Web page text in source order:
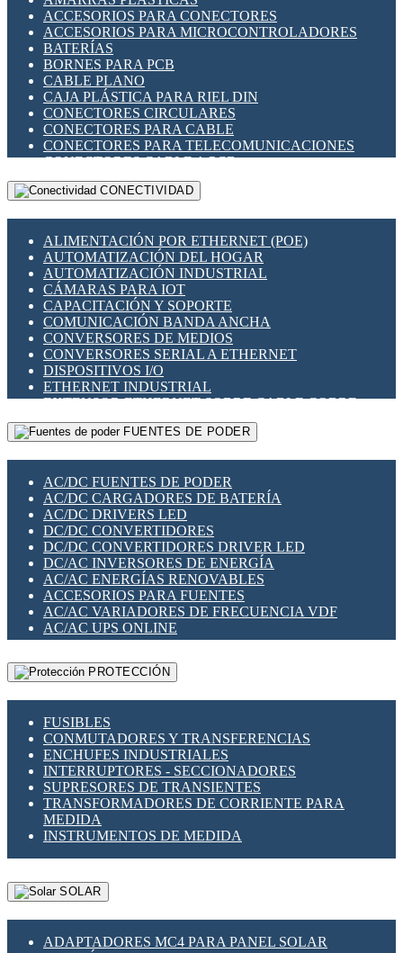
INDICADORES PARA PANEL
INTERFACES DE RELÉ
INTERRUPTORES FIN DE CARRERA
LLAVES CONMUTADORAS
MEDIDORES DE ENERGÍA Y TC'S DE CORRIENTE
MOTORES PASO A PASO
PANTALLAS HMI
PLC -CONTROLADORES LÓGICO PROGRAMABLES
PROGRAMADORES DE HORARIO
RELÉS DE PROTECCIÓN
SENSORES CAPACITIVOS
SENSORES INDUCTIVOS
TEMPORIZADORES
VARIACS
VARIADORES DE FRECUENCIA [VDF]
SECCIONADORES - INTERRUPTORES
MAQUINARIA
ACCESORIOS PARA CONECTORES
ACCESORIOS PARA MICROCONTROLADORES
BATERÍAS
BORNES PARA PCB
CABLE PLANO
CAJA PLÁSTICA PARA RIEL DIN
CONECTORES CIRCULARES
CONECTORES PARA CABLE
CONECTORES PARA TELECOMUNICACIONES
CONECTORES CABLE A PCB
CONECTORES PCB A CABLE
DIP SWITCHES
HERRAMIENTAS VARIAS
ILUMINACIÓN LED
INTERRUPTORES REED
INTERFACES DE RELÉ
OTROS RELÉS
PROTECCIÓN TÉRMICA
RELÉS AUTOMOTRICES
RELÉS DE SEÑAL
RELÉS DE ESTADO SÓLIDO SSR
RELÉS INDUSTRIALES
RELÉS MINIATURA DE POTENCIA
SENSORES MAGNÉTICOS
SWITCH Y MICROSWITCH
TARJETAS PI
UNIÓN Y DERIVACIÓN DE CABLE
CONECTIVIDAD
ALIMENTACIÓN POR ETHERNET (POE)
AUTOMATIZACIÓN DEL HOGAR
AUTOMATIZACIÓN INDUSTRIAL
CÁMARAS PARA IOT
CAPACITACIÓN Y SOPORTE
COMUNICACIÓN BANDA ANCHA
CONVERSORES DE MEDIOS
CONVERSORES SERIAL A ETHERNET
DISPOSITIVOS I/O
ETHERNET INDUSTRIAL
EXTENSOR ETHERNET SOBRE CABLE COBRE
GATEWAY LORAWAN
GESTIÓN DE REDES
PLACAS MODULARES IOT
SWITCHES Y REDES WIFI
SOLUCIONES IOT
SOLUCIONES LORAWAN
SOLUCIONES RED CELULAR
SEGURIDAD PARA REDES
SWITCHES LAN
TELEFONÍA IP (VOIP)
VIGILANCIA IP (CCTV)
MESHTASTIC
FUENTES DE PODER
AC/DC FUENTES DE PODER
AC/DC CARGADORES DE BATERÍA
AC/DC DRIVERS LED
DC/DC CONVERTIDORES
DC/DC CONVERTIDORES DRIVER LED
DC/AC INVERSORES DE ENERGÍA
AC/AC ENERGÍAS RENOVABLES
ACCESORIOS PARA FUENTES
AC/AC VARIADORES DE FRECUENCIA VDF
AC/AC UPS ONLINE
PROTECCIÓN
FUSIBLES
CONMUTADORES Y TRANSFERENCIAS
ENCHUFES INDUSTRIALES
INTERRUPTORES - SECCIONADORES
SUPRESORES DE TRANSIENTES
TRANSFORMADORES DE CORRIENTE PARA
MEDIDA
INSTRUMENTOS DE MEDIDA
SOLAR
ADAPTADORES MC4 PARA PANEL SOLAR